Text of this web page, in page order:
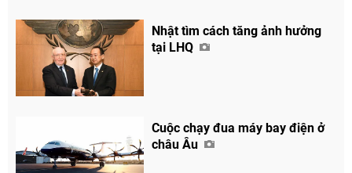
Nhật tìm cách tăng ảnh hưởng
tại LHQ
Cuộc chạy đua máy bay điện ở
châu Âu